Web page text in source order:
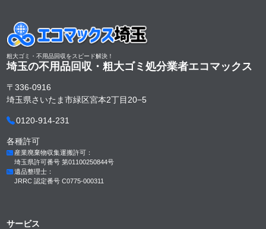
粗大ゴミ・不用品回収をスピード解決！
埼玉の不用品回収・粗大ゴミ処分業者エコマックス
〒336-0916
埼玉県さいたま市緑区宮本2丁目20−5
0120-914-231
各種許可
産業廃棄物収集運搬許可：
埼玉県許可番号 第01100250844号
遺品整理士：
JRRC 認定番号 C0775-000311
サービス